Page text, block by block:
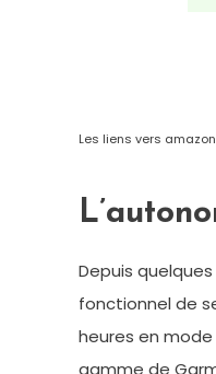
Les liens vers
Depuis
fonctionnel de
heures en
gamme de